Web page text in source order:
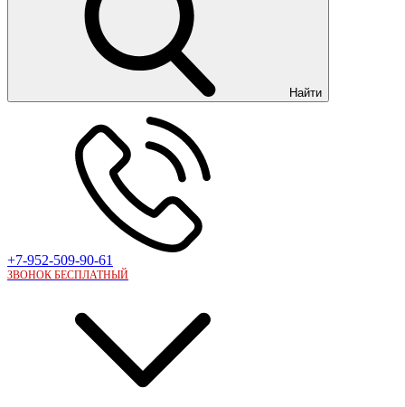
Найти
+7-952-509-90-61
ЗВОНОК БЕСПЛАТНЫЙ